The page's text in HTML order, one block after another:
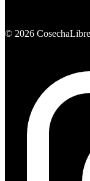
© 2026